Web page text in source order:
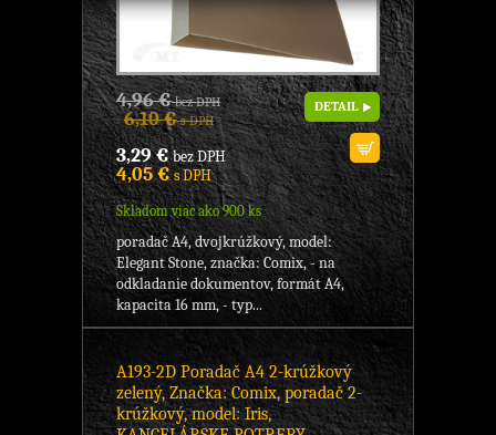
4,96 €bez DPH
6,10 €s DPH
3,29 €bez DPH
4,05 €s DPH
Skladom viac ako 900 ks
DETAIL
poradač A4, dvojkrúžkový, model:
Elegant Stone, značka: Comix, - na
odkladanie dokumentov, formát A4,
kapacita 16 mm, - typ...
A193-2D Poradač A4 2-krúžkový
zelený, Značka: Comix, poradač 2-
krúžkový, model: Iris,